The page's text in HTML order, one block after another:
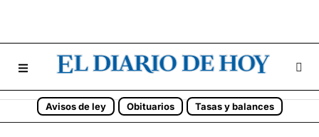
Avisos de ley Obituarios Tasas y balances